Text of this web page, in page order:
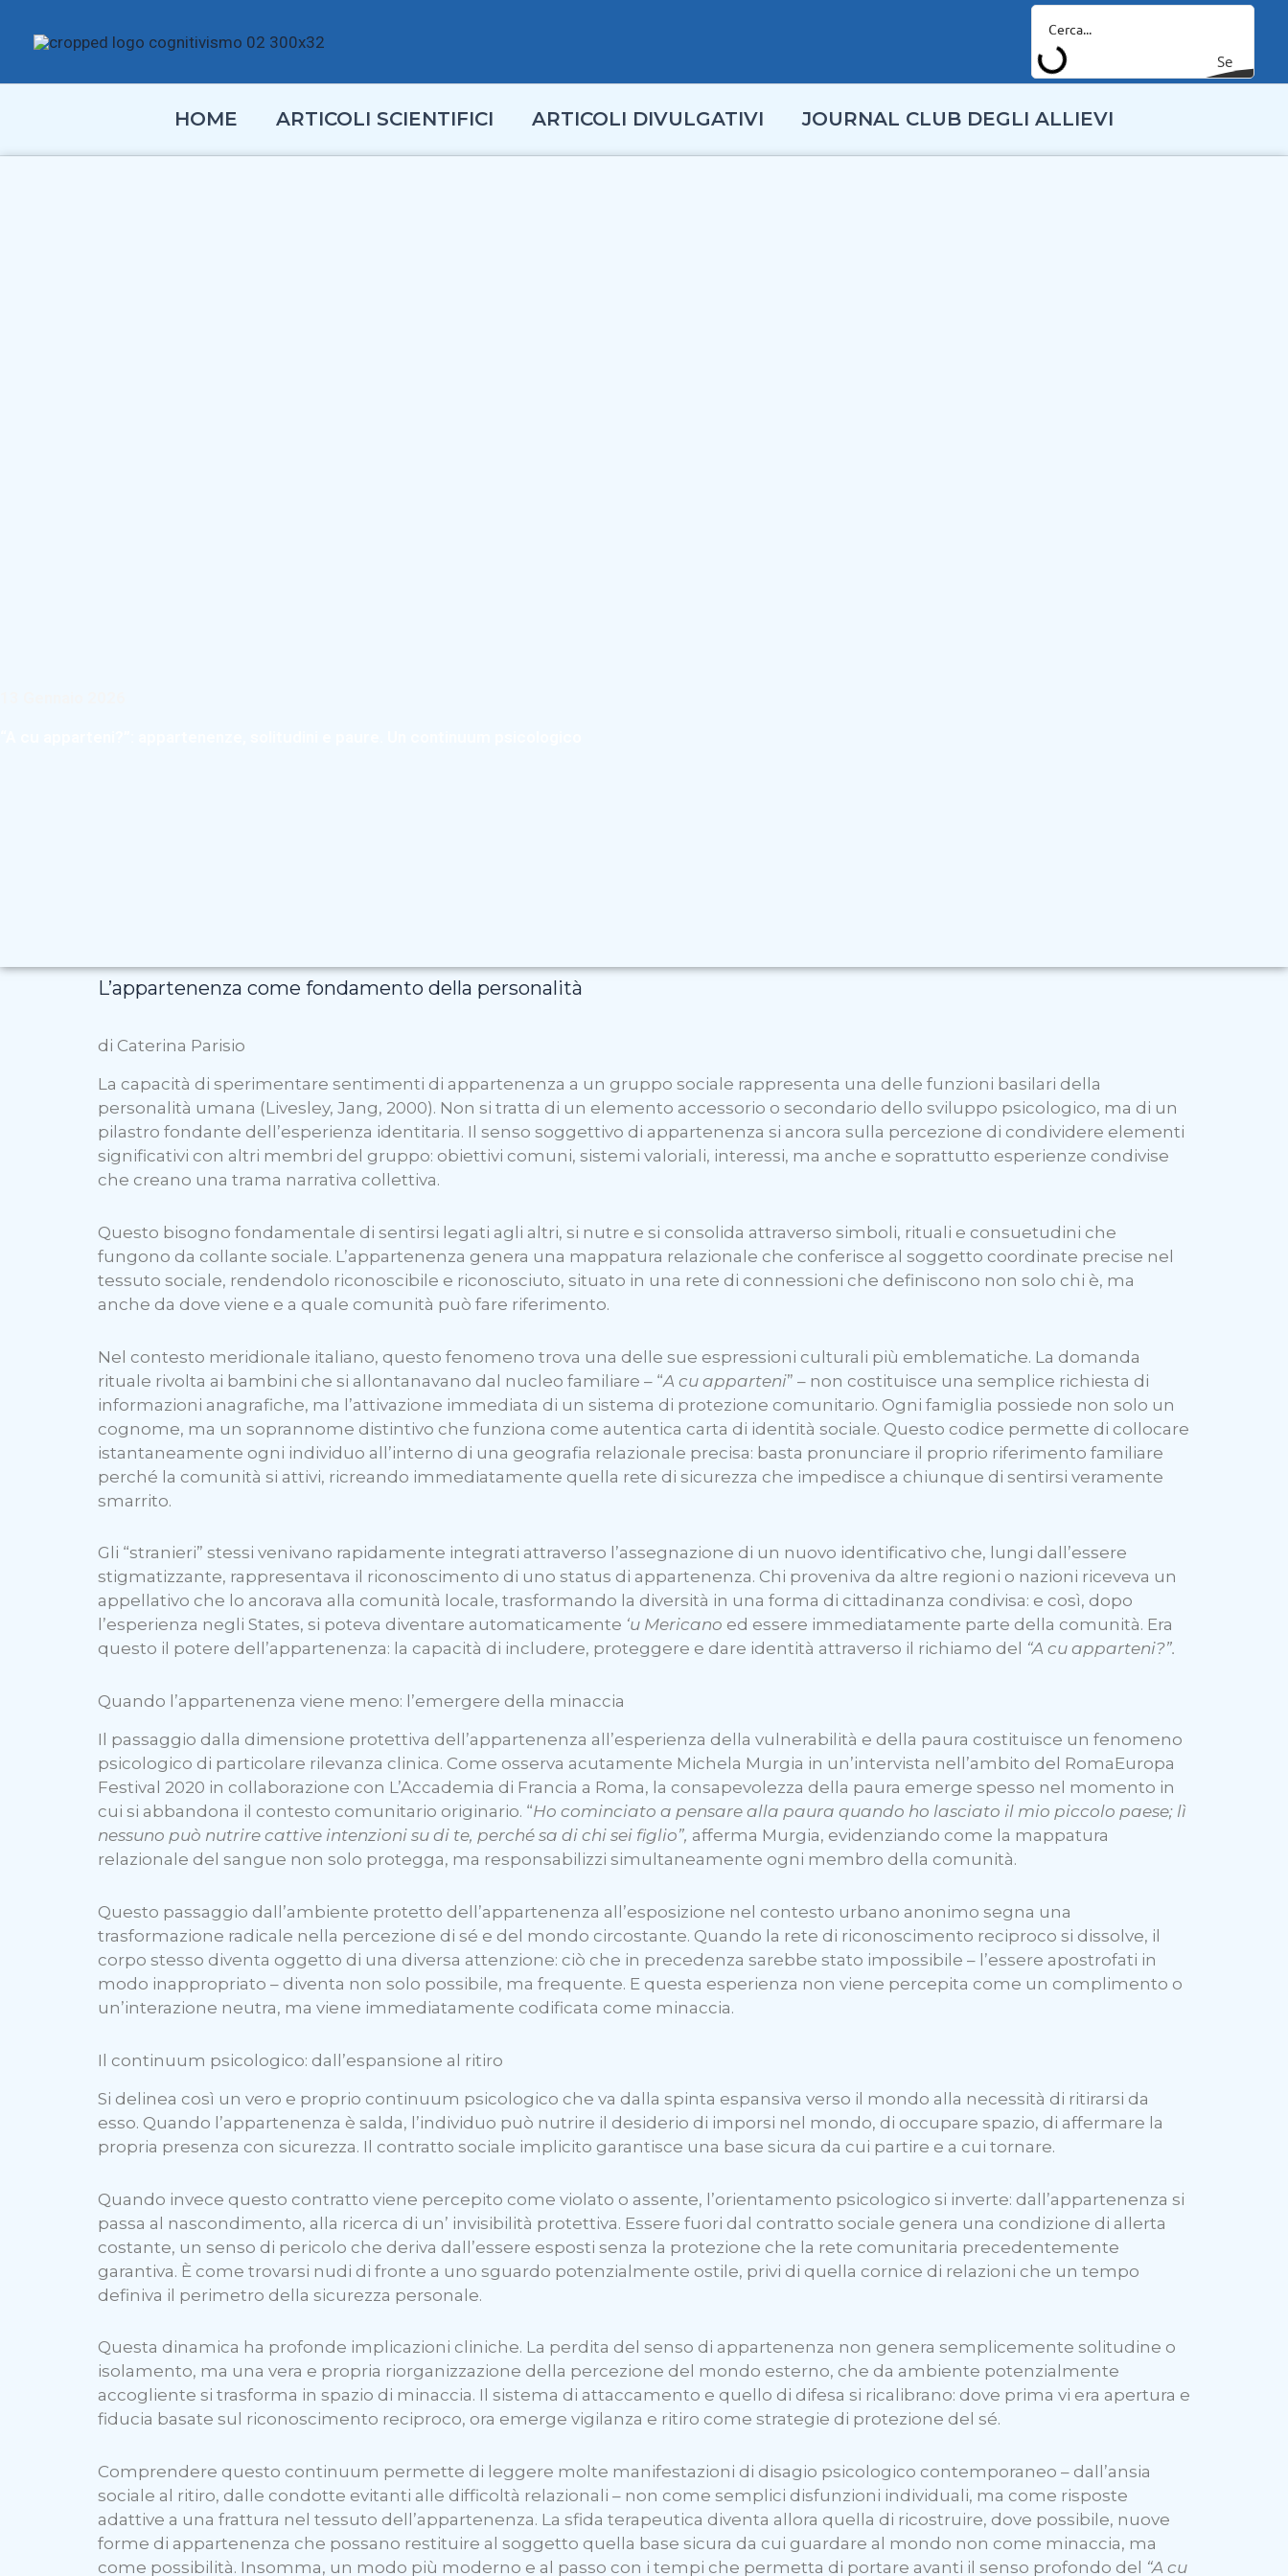
Se
HOME ARTICOLI SCIENTIFICI ARTICOLI DIVULGATIVI JOURNAL CLUB DEGLI ALLIEVI
L’appartenenza come fondamento della personalità
di Caterina Parisio
La capacità di sperimentare sentimenti di appartenenza a un gruppo sociale rappresenta una delle funzioni basilari della
personalità umana (Livesley, Jang, 2000). Non si tratta di un elemento accessorio o secondario dello sviluppo psicologico, ma di un
pilastro fondante dell’esperienza identitaria. Il senso soggettivo di appartenenza si ancora sulla percezione di condividere elementi
significativi con altri membri del gruppo: obiettivi comuni, sistemi valoriali, interessi, ma anche e soprattutto esperienze condivise
che creano una trama narrativa collettiva.
Questo bisogno fondamentale di sentirsi legati agli altri, si nutre e si consolida attraverso simboli, rituali e consuetudini che
fungono da collante sociale. L’appartenenza genera una mappatura relazionale che conferisce al soggetto coordinate precise nel
tessuto sociale, rendendolo riconoscibile e riconosciuto, situato in una rete di connessioni che definiscono non solo chi è, ma
anche da dove viene e a quale comunità può fare riferimento.
Nel contesto meridionale italiano, questo fenomeno trova una delle sue espressioni culturali più emblematiche. La domanda
rituale rivolta ai bambini che si allontanavano dal nucleo familiare – “A cu apparteni” – non costituisce una semplice richiesta di
informazioni anagrafiche, ma l’attivazione immediata di un sistema di protezione comunitario. Ogni famiglia possiede non solo un
cognome, ma un soprannome distintivo che funziona come autentica carta di identità sociale. Questo codice permette di collocare
istantaneamente ogni individuo all’interno di una geografia relazionale precisa: basta pronunciare il proprio riferimento familiare
perché la comunità si attivi, ricreando immediatamente quella rete di sicurezza che impedisce a chiunque di sentirsi veramente
smarrito.
Gli “stranieri” stessi venivano rapidamente integrati attraverso l’assegnazione di un nuovo identificativo che, lungi dall’essere
stigmatizzante, rappresentava il riconoscimento di uno status di appartenenza. Chi proveniva da altre regioni o nazioni riceveva un
appellativo che lo ancorava alla comunità locale, trasformando la diversità in una forma di cittadinanza condivisa: e così, dopo
l’esperienza negli States, si poteva diventare automaticamente ‘u Mericano ed essere immediatamente parte della comunità. Era
questo il potere dell’appartenenza: la capacità di includere, proteggere e dare identità attraverso il richiamo del “A cu apparteni?”.
Quando l’appartenenza viene meno: l’emergere della minaccia
Il passaggio dalla dimensione protettiva dell’appartenenza all’esperienza della vulnerabilità e della paura costituisce un fenomeno
psicologico di particolare rilevanza clinica. Come osserva acutamente Michela Murgia in un’intervista nell’ambito del RomaEuropa
Festival 2020 in collaborazione con L’Accademia di Francia a Roma, la consapevolezza della paura emerge spesso nel momento in
cui si abbandona il contesto comunitario originario. “Ho cominciato a pensare alla paura quando ho lasciato il mio piccolo paese; lì
nessuno può nutrire cattive intenzioni su di te, perché sa di chi sei figlio”, afferma Murgia, evidenziando come la mappatura
relazionale del sangue non solo protegga, ma responsabilizzi simultaneamente ogni membro della comunità.
Questo passaggio dall’ambiente protetto dell’appartenenza all’esposizione nel contesto urbano anonimo segna una
trasformazione radicale nella percezione di sé e del mondo circostante. Quando la rete di riconoscimento reciproco si dissolve, il
corpo stesso diventa oggetto di una diversa attenzione: ciò che in precedenza sarebbe stato impossibile – l’essere apostrofati in
modo inappropriato – diventa non solo possibile, ma frequente. E questa esperienza non viene percepita come un complimento o
un’interazione neutra, ma viene immediatamente codificata come minaccia.
Il continuum psicologico: dall’espansione al ritiro
Si delinea così un vero e proprio continuum psicologico che va dalla spinta espansiva verso il mondo alla necessità di ritirarsi da
esso. Quando l’appartenenza è salda, l’individuo può nutrire il desiderio di imporsi nel mondo, di occupare spazio, di affermare la
propria presenza con sicurezza. Il contratto sociale implicito garantisce una base sicura da cui partire e a cui tornare.
Quando invece questo contratto viene percepito come violato o assente, l’orientamento psicologico si inverte: dall’appartenenza si
passa al nascondimento, alla ricerca di un’ invisibilità protettiva. Essere fuori dal contratto sociale genera una condizione di allerta
costante, un senso di pericolo che deriva dall’essere esposti senza la protezione che la rete comunitaria precedentemente
garantiva. È come trovarsi nudi di fronte a uno sguardo potenzialmente ostile, privi di quella cornice di relazioni che un tempo
definiva il perimetro della sicurezza personale.
Questa dinamica ha profonde implicazioni cliniche. La perdita del senso di appartenenza non genera semplicemente solitudine o
isolamento, ma una vera e propria riorganizzazione della percezione del mondo esterno, che da ambiente potenzialmente
accogliente si trasforma in spazio di minaccia. Il sistema di attaccamento e quello di difesa si ricalibrano: dove prima vi era apertura e
fiducia basate sul riconoscimento reciproco, ora emerge vigilanza e ritiro come strategie di protezione del sé.
Comprendere questo continuum permette di leggere molte manifestazioni di disagio psicologico contemporaneo – dall’ansia
sociale al ritiro, dalle condotte evitanti alle difficoltà relazionali – non come semplici disfunzioni individuali, ma come risposte
adattive a una frattura nel tessuto dell’appartenenza. La sfida terapeutica diventa allora quella di ricostruire, dove possibile, nuove
forme di appartenenza che possano restituire al soggetto quella base sicura da cui guardare al mondo non come minaccia, ma
come possibilità. Insomma, un modo più moderno e al passo con i tempi che permetta di portare avanti il senso profondo del “A cu